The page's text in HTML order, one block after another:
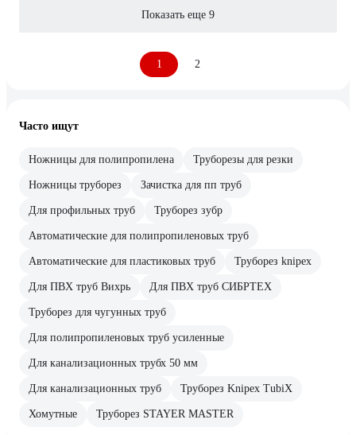
Показать еще 9
1 2
Часто ищут
Ножницы для полипропилена Труборезы для резки
Ножницы труборез Зачистка для пп труб
Для профильных труб Труборез зубр
Автоматические для полипропиленовых труб
Автоматические для пластиковых труб Труборез knipex
Для ПВХ труб Вихрь Для ПВХ труб СИБРТЕХ
Труборез для чугунных труб
Для полипропиленовых труб усиленные
Для канализационных трубх 50 мм
Для канализационных труб Труборез Knipex TubiX
Хомутные Труборез STAYER MASTER